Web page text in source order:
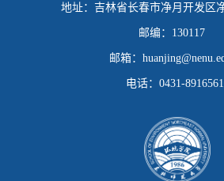
地址： 吉林省长春市净月开发区
邮编： 130117
邮箱：
电话： 0431-